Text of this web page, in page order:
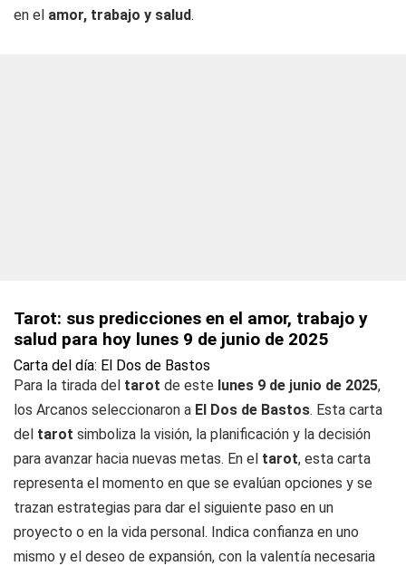
en el amor, trabajo y salud.
Tarot: sus predicciones en el amor, trabajo y
salud para hoy lunes 9 de junio de 2025
Carta del día: El Dos de Bastos
Para la tirada del tarot de este lunes 9 de junio de 2025,
los Arcanos seleccionaron a El Dos de Bastos. Esta carta
del tarot simboliza la visión, la planificación y la decisión
para avanzar hacia nuevas metas. En el tarot, esta carta
representa el momento en que se evalúan opciones y se
trazan estrategias para dar el siguiente paso en un
proyecto o en la vida personal. Indica confianza en uno
mismo y el deseo de expansión, con la valentía necesaria